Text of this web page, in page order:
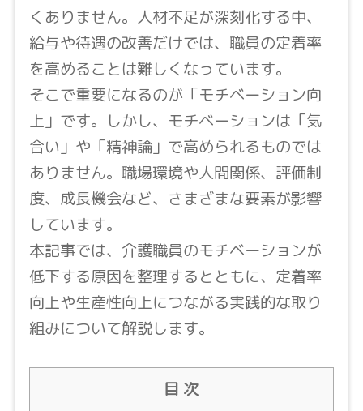
くありません。人材不足が深刻化する中、
給与や待遇の改善だけでは、職員の定着率
を高めることは難しくなっています。
そこで重要になるのが「モチベーション向
上」です。しかし、モチベーションは「気
合い」や「精神論」で高められるものでは
ありません。職場環境や人間関係、評価制
度、成長機会など、さまざまな要素が影響
しています。
本記事では、介護職員のモチベーションが
低下する原因を整理するとともに、定着率
向上や生産性向上につながる実践的な取り
組みについて解説します。
目 次